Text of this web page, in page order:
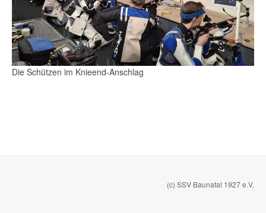
Die Schützen im Knieend-Anschlag
(c) SSV Baunatal 1927 e.V.